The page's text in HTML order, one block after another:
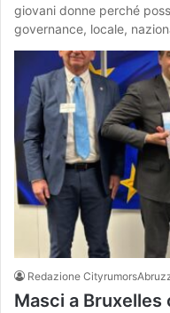
giovani donne perché
governance, locale,
Redazione
Masci a